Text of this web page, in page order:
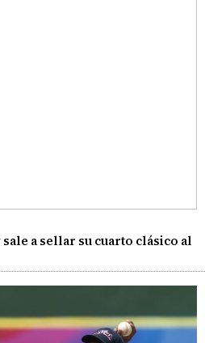
a sellar su cuarto clásico al